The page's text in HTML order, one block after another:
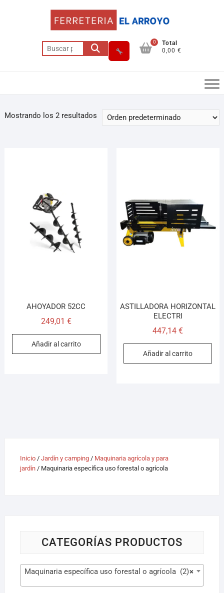
0
Total
0,00 €
Mostrando los 2 resultados
AHOYADOR 52CC
249,01 €
Añadir al carrito
ASTILLADORA HORIZONTAL
ELECTRI
447,14€
Añadir al carrito
Inicio/ Jardín y camping/ Maquinaria agrícola y para
jardín/ Maquinaria específica uso forestal o agrícola
CATEGORÍAS PRODUCTOS
×
Maquinaria específica uso forestal o agrícola (2)
¡Hola! Soy el asesor virtual de Ferretería El Arroyo.
Cuéntame qué necesitas y te ayudo a encontrarlo,
aunque no sepas el nombre exacto